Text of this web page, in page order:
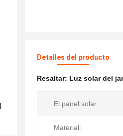
Detalles del producto
Resaltar: Luz solar del
El panel solar:
Material: